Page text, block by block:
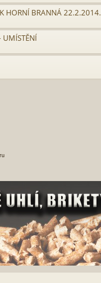
HORNÍ BRANNÁ 22.2.2014.
UMÍSTĚNÍ